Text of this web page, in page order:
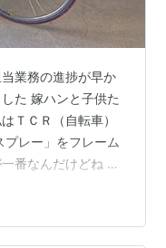
業務の進捗が早か
た 嫁ハンと子供た
ＴＣＲ（自転車）
レー」をフレーム
番なんだけどね 同
⇒ 寒河江市を巡り
暑いのでスピードは